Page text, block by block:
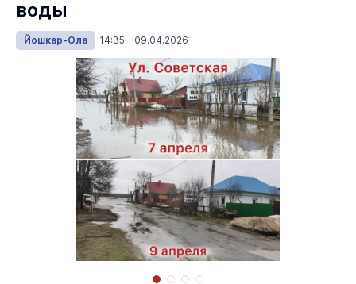
воды
Йошкар-Ола 14:35 09.04.2026